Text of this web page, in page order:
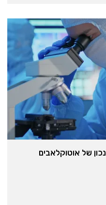
של אוטוקלאבים